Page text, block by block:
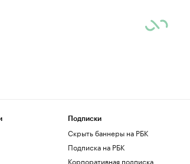
Подписки
Скрыть баннеры на РБК
Подписка на РБК
Корпоративная подписка